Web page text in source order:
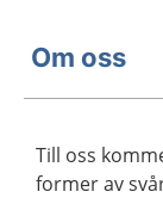
Om oss
Till oss
former av